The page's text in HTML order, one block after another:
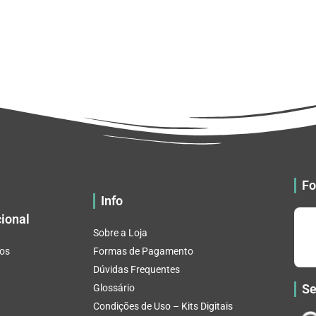
Info
Sobre a Loja
Formas de Pagamento
Dúvidas Frequentes
Glossário
Condições de Uso – Kits Digitais